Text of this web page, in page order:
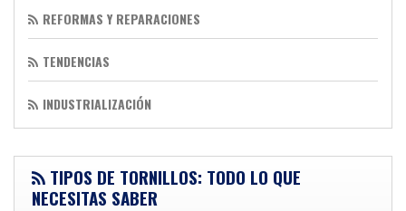
REFORMAS Y REPARACIONES
TENDENCIAS
INDUSTRIALIZACIÓN
TIPOS DE TORNILLOS: TODO LO QUE
NECESITAS SABER